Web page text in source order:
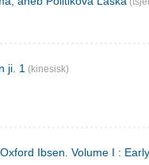
ji. 1 (kinesisk)
Ibsen. Volume I :